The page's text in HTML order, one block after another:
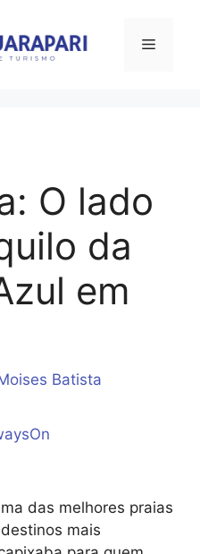
Menu
O lado
da
em
Batista
das melhores praias
mais